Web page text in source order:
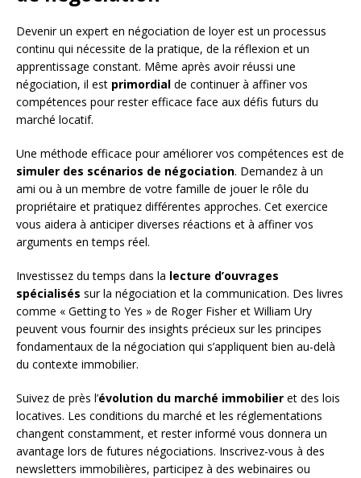
Devenir un expert en négociation de loyer est un processus
continu qui nécessite de la pratique, de la réflexion et un
apprentissage constant. Même après avoir réussi une
négociation, il est primordial de continuer à affiner vos
compétences pour rester efficace face aux défis futurs du
marché locatif.
Une méthode efficace pour améliorer vos compétences est de
simuler des scénarios de négociation. Demandez à un
ami ou à un membre de votre famille de jouer le rôle du
propriétaire et pratiquez différentes approches. Cet exercice
vous aidera à anticiper diverses réactions et à affiner vos
arguments en temps réel.
Investissez du temps dans la lecture d’ouvrages
spécialisés sur la négociation et la communication. Des livres
comme « Getting to Yes » de Roger Fisher et William Ury
peuvent vous fournir des insights précieux sur les principes
fondamentaux de la négociation qui s’appliquent bien au-delà
du contexte immobilier.
Suivez de près l’évolution du marché immobilier et des lois
locatives. Les conditions du marché et les réglementations
changent constamment, et rester informé vous donnera un
avantage lors de futures négociations. Inscrivez-vous à des
newsletters immobilières, participez à des webinaires ou